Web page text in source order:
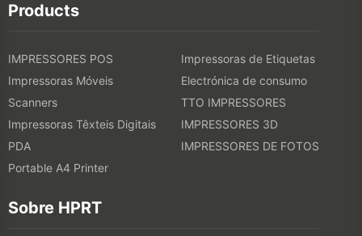
Products
IMPRESSORES POS
Impressoras de Etiquetas
Impressoras Móveis
Electrónica de consumo
Scanners
TTO IMPRESSORES
Impressoras Têxteis Digitais
IMPRESSORES 3D
PDA
IMPRESSORES DE FOTOS
Portable A4 Printer
Sobre HPRT